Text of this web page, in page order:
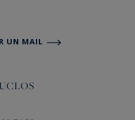
UN MAIL